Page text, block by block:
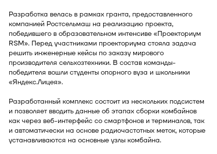
Разработка велась в рамках гранта, предоставленного
компанией Ростсельмаш на реализацию проекта,
победившего в образовательном интенсиве «Проекториум
RSM». Перед участниками проекториума стояла задача
решить инженерные кейсы по заказу мирового
производителя сельхозтехники. В состав команды-
победителя вошли студенты опорного вуза и школьники
«Яндекс.Лицея».
Разработанный комплекс состоит из нескольких подсистем
и позволяет вводить данные об этапах сборки комбайнов
как через веб-интерфейс со смартфонов и терминалов, так
и автоматически на основе радиочастотных меток, которые
устанавливаются на основные узлы комбайна.